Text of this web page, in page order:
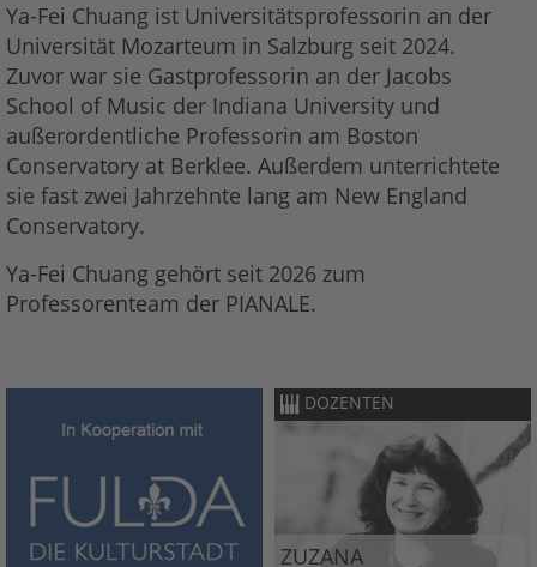
Ya-Fei Chuang ist Universitätsprofessorin an der
Universität Mozarteum in Salzburg seit 2024.
Zuvor war sie Gastprofessorin an der Jacobs
School of Music der Indiana University und
außerordentliche Professorin am Boston
Conservatory at Berklee. Außerdem unterrichtete
sie fast zwei Jahrzehnte lang am New England
Conservatory.
Ya-Fei Chuang gehört seit 2026 zum
Professorenteam der PIANALE.
DOZENTEN
ZUZANA